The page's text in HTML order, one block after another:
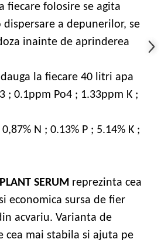
fiecare folosire se agita
a depunerilor, se
inainte de aprinderea
la fiecare 40 litri apa
; 0.1ppm Po4 ; 1.33ppm K ;
N ; 0.13% P ; 5.14% K ;
SERUM reprezinta cea
economica sursa de fier
acvariu. Varianta de
cea mai stabila si ajuta pe